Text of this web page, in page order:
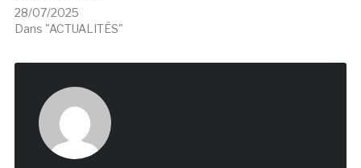
28/07/2025
Dans "ACTUALITÉS"